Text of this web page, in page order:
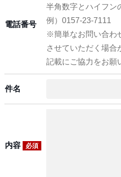
電話番号
半角数字とハイフン
例）0157-23-7111
※簡単なお問い合わ
させていただく場合
記載にご協力をお願
件名
内容 必須